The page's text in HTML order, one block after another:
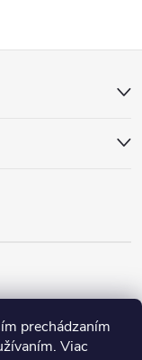
prechádzaním
Viac